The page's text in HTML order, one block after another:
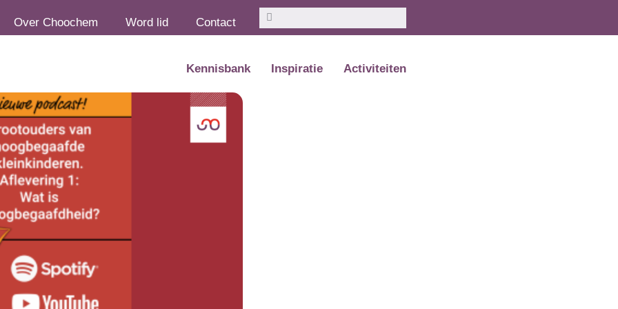
Over Choochem Word lid Contact
Zoeken
Zoeken
Kennisbank Inspiratie Activiteiten